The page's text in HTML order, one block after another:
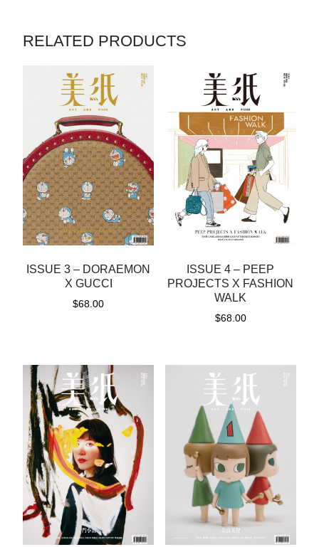
RELATED PRODUCTS
ISSUE 3 – DORAEMON
X GUCCI
$68.00
ISSUE 4 – PEEP
PROJECTS X FASHION
WALK
$68.00